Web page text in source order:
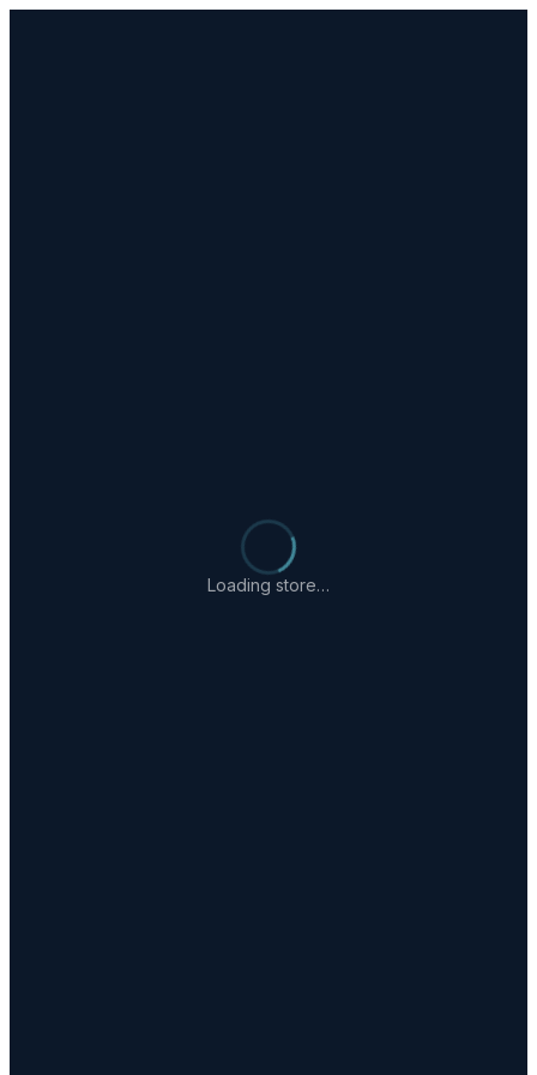
Loading store…